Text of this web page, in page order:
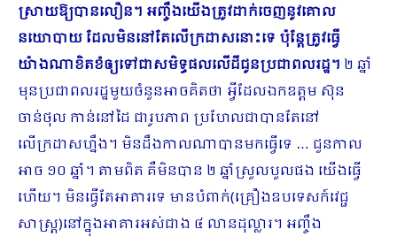
ស្រាយឱ្យបានលឿន។ អញ្ចឹងយើងត្រូវដាក់ចេញនូវគោល
នយោបាយ ដែលមិននៅតែលើក្រដាសនោះទេ ប៉ុន្តែត្រូវធ្វើ
យ៉ាងណាខិតខំឲ្យទៅជាសមិទ្ធផលលើដីជូនប្រជាពលរដ្ឋ។ ២ ឆ្នាំ
មុនប្រជាពលរដ្ឋមួយចំនួនអាចគិតថា អ្វីដែលឯកឧត្តម ស៊ុន
ចាន់ថុល កាន់នៅដៃ ជារូបភាព ប្រហែលជាបានតែនៅ
លើក្រដាសហ្នឹង។ មិនដឹងកាលណាបានមកធ្វើទេ … ជួន​កាល​
អាច ១០ ឆ្នាំ។ តាមពិត គឺមិនបាន ២ ឆ្នាំស្រួលបួលផង យើងធ្វើ
ហើយ។ មិនធ្វើតែអាគារទេ មានបំពាក់(គ្រឿងឧបទេសក៍វេជ្ជ
សាស្ត្រ)នៅក្នុងអាគារអស់ជាង ៤ លានដុល្លារ។ អញ្ចឹង